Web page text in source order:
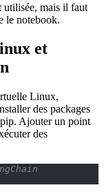
utilisée, mais il faut
le notebook.
et
Linux,
des packages
Ajouter un point
des